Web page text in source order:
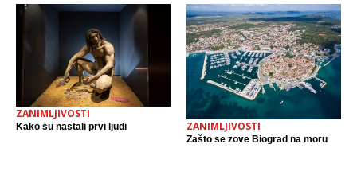
ZANIMLJIVOSTI
Kako su nastali prvi ljudi ZANIMLJIVOSTI
Zašto se zove Biograd na moru